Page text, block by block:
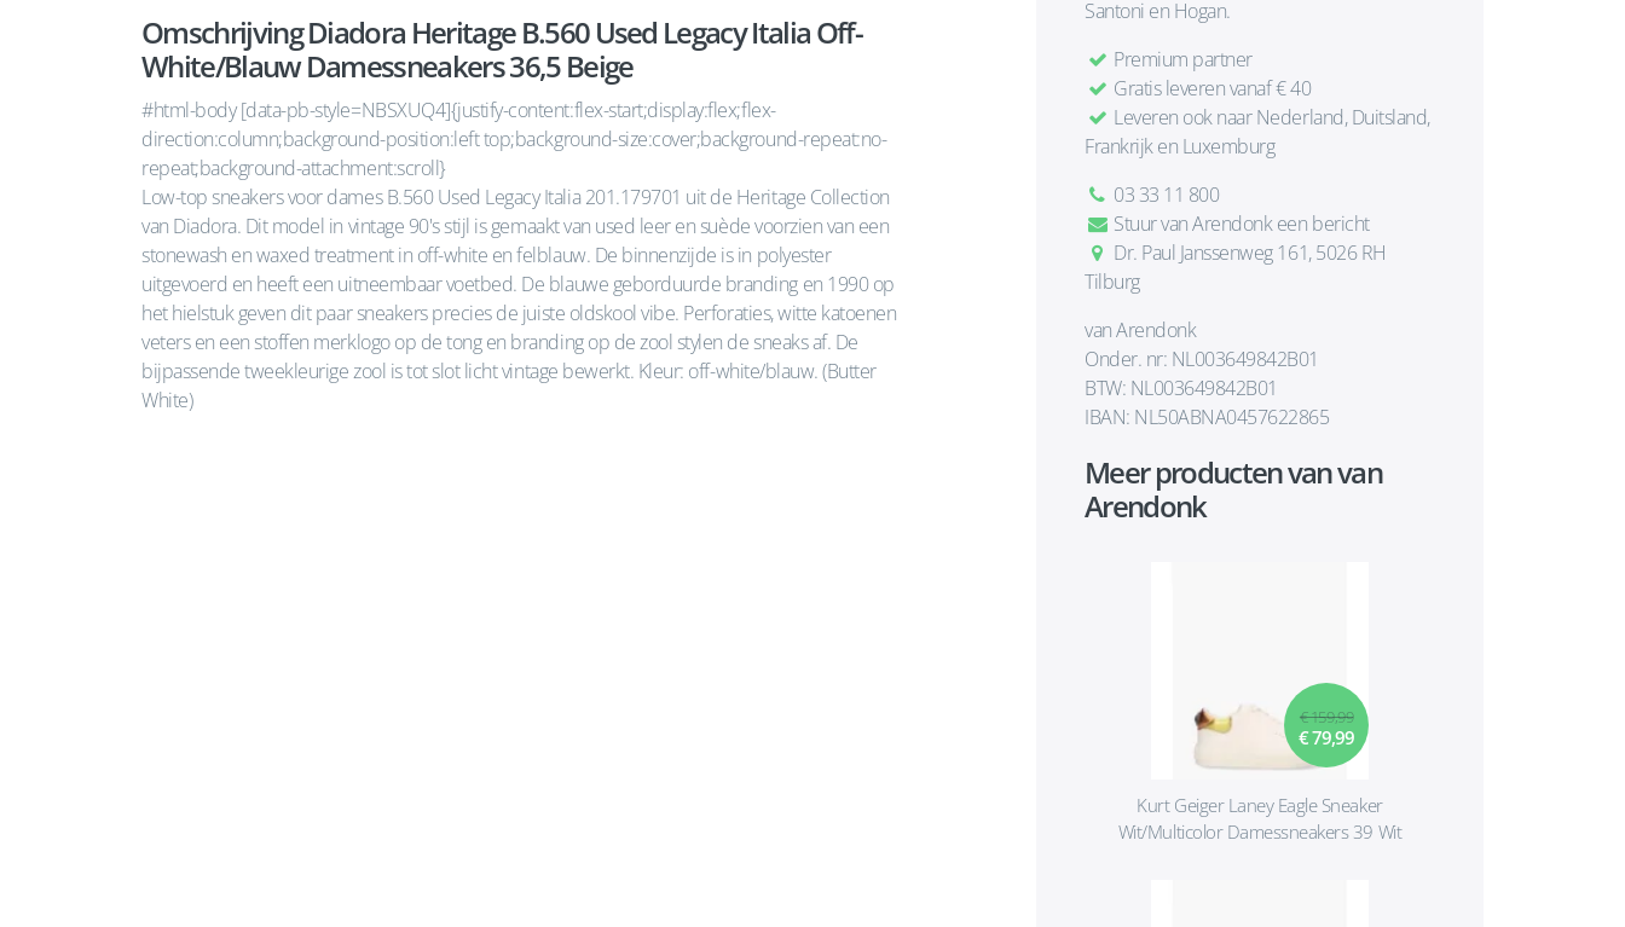
Omschrijving Diadora Heritage B.560 Used Legacy Italia Off-
White/Blauw Damessneakers 36,5 Beige
#html-body [data-pb-style=NBSXUQ4]{justify-content:flex-start;display:flex;flex-
direction:column;background-position:left top;background-size:cover;background-repeat:no-
repeat;background-attachment:scroll}
Low-top sneakers voor dames B.560 Used Legacy Italia 201.179701 uit de Heritage Collection
van Diadora. Dit model in vintage 90's stijl is gemaakt van used leer en suède voorzien van een
stonewash en waxed treatment in off-white en felblauw. De binnenzijde is in polyester
uitgevoerd en heeft een uitneembaar voetbed. De blauwe geborduurde branding en 1990 op
het hielstuk geven dit paar sneakers precies de juiste oldskool vibe. Perforaties, witte katoenen
veters en een stoffen merklogo op de tong en branding op de zool stylen de sneaks af. De
bijpassende tweekleurige zool is tot slot licht vintage bewerkt. Kleur: off-white/blauw. (Butter
White)
Santoni en Hogan.
Premium partner
Gratis leveren vanaf € 40
Leveren ook naar Nederland, Duitsland,
Frankrijk en Luxemburg
03 33 11 800
Stuur van Arendonk een bericht
Dr. Paul Janssenweg 161, 5026 RH
Tilburg
van Arendonk
Onder. nr: NL003649842B01
BTW: NL003649842B01
IBAN: NL50ABNA0457622865
Meer producten van van
Arendonk
€ 159,99
€ 79,99
Kurt Geiger Laney Eagle Sneaker
Wit/Multicolor Damessneakers 39 Wit